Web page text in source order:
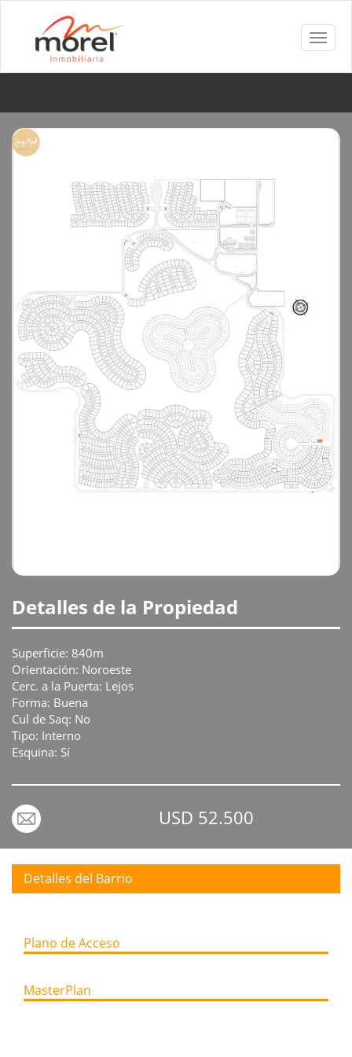
Detalles de la Propiedad
Superficie: 840m
Orientación: Noroeste
Cerc. a la Puerta: Lejos
Forma: Buena
Cul de Saq: No
Tipo: Interno
Esquina: Sí
USD 52.500
Detalles del Barrio
Plano de Acceso
MasterPlan